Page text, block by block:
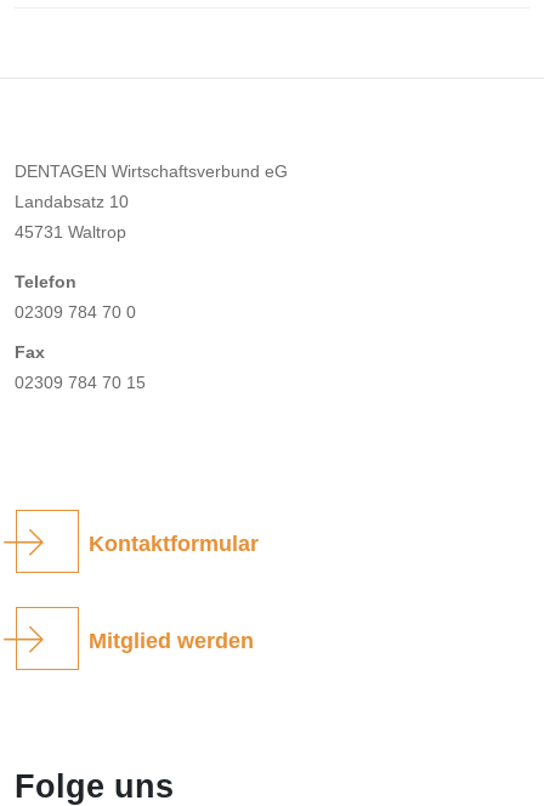
DENTAGEN Wirtschaftsverbund eG
Landabsatz 10
45731 Waltrop
Telefon
02309 784 70 0
Fax
02309 784 70 15
Kontaktformular
Mitglied werden
Folge uns